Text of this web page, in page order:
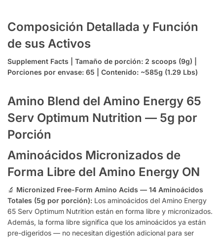
Composición Detallada y Función
de sus Activos
Supplement Facts | Tamaño de porción: 2 scoops (9g) |
Porciones por envase: 65 | Contenido: ~585g (1.29 Lbs)
Amino Blend del Amino Energy 65
Serv Optimum Nutrition — 5g por
Porción
Aminoácidos Micronizados de
Forma Libre del Amino Energy ON
🔬 Micronized Free-Form Amino Acids — 14 Aminoácidos
Totales (5g por porción): Los aminoácidos del Amino Energy
65 Serv Optimum Nutrition están en forma libre y micronizados.
Además, la forma libre significa que los aminoácidos ya están
pre-digeridos — no necesitan digestión adicional para ser